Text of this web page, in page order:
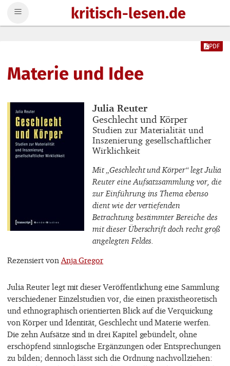
kritisch-lesen.de
Materie und Idee
PDF
Buchautor_innen
Julia Reuter
Buchtitel
Geschlecht und Körper
Buchuntertitel
Studien zur Materialität und
Inszenierung gesellschaftlicher
Wirklichkeit
Mit „Geschlecht und Körper“ legt Julia
Reuter eine Aufsatzsammlung vor, die
zur Einführung ins Thema ebenso
dient wie der vertiefenden
Betrachtung bestimmter Bereiche des
mit dieser Überschrift doch recht groß
angelegten Feldes.
Rezensiert vonAnja Gregor
Julia Reuter legt mit dieser Veröffentlichung eine Sammlung
verschiedener Einzelstudien vor, die einen praxistheoretisch
und ethnographisch orientierten Blick auf die Verquickung
von Körper und Identität, Geschlecht und Materie werfen.
Die zehn Aufsätze sind in drei Kapitel gebündelt, ohne
erschöpfend sinnlogische Ergänzungen oder Entsprechungen
zu bilden; dennoch lässt sich die Ordnung nachvollziehen: